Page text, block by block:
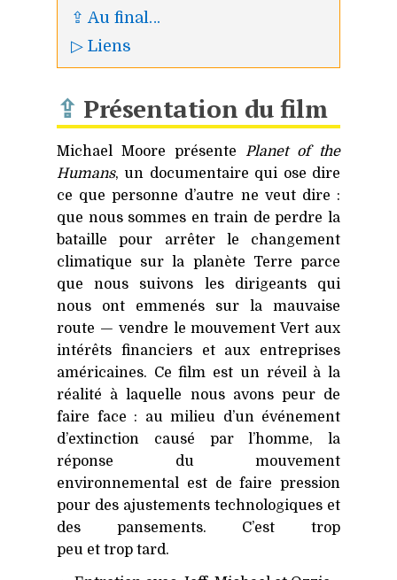
⇪ Au final…
▷ Liens
⇪ Présentation du film
Michael Moore présente Planet of the
Humans, un documentaire qui ose dire
ce que personne d’autre ne veut dire :
que nous sommes en train de perdre la
bataille pour arrêter le changement
climatique sur la planète Terre parce
que nous suivons les dirigeants qui
nous ont emmenés sur la mauvaise
route — vendre le mouvement Vert aux
intérêts financiers et aux entreprises
américaines. Ce film est un réveil à la
réalité à laquelle nous avons peur de
faire face : au milieu d’un événement
d’extinction causé par l’homme, la
réponse du mouvement
environnemental est de faire pression
pour des ajustements technologiques et
des pansements. C’est trop
peu et trop tard.